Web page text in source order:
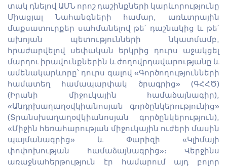
տակ դնելով ԱՄՆ որոշ դաշինքների կարևորությունը
Միացյալ Նահանգների համար, առևտրային
մաքսատուրքեր սահմանելով թե՛ դաշնակից և թե՛
ախոյան պետությունների նկատմամբ,
հրաժարվելով սեփական երկրից դուրս աջակցել
մարդու իրավունքներին և ժողովրդավարությանը և
ամենակարևորը՝ դուրս գալով «Գործողությունների
համատեղ համապարփակ ծրագրից» (ԳՀՀԾ)
(Իրանի միջուկային համաձայնագիր),
«Անդրխաղաղօվկիանոսյան գործընկերությունից»
(Տրանսխաղաղօվկիանոսյան գործընկերություն),
«Միջին հեռահարության միջուկային ուժերի մասին
պայմանագրից» և Փարիզի «Կլիմայի
փոփոխության համաձայնագրից»։ Վերջինս
առաջնահերթություն էր համարում այդ բոլոր